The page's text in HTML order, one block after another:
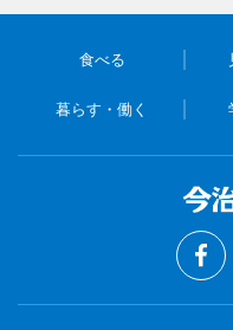
食べる
暮らす・働く